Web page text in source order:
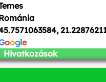
oogle
Hivatkozások